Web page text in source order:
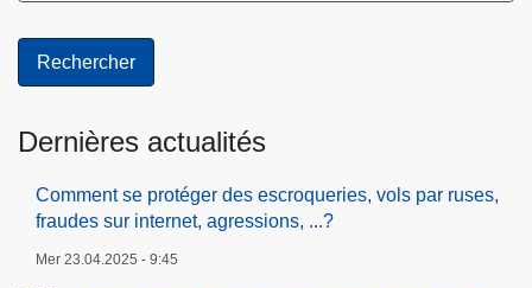
Dernières actualités
Comment se protéger des escroqueries, vols par ruses,
fraudes sur internet, agressions, ...?
Mer 23.04.2025 - 9:45